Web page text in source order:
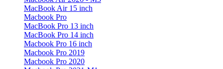
MacBook Air 15 inch
Macbook Pro
MacBook Pro 13 inch
MacBook Pro 14 inch
Macbook Pro 16 inch
Macbook Pro 2019
Macbook Pro 2020